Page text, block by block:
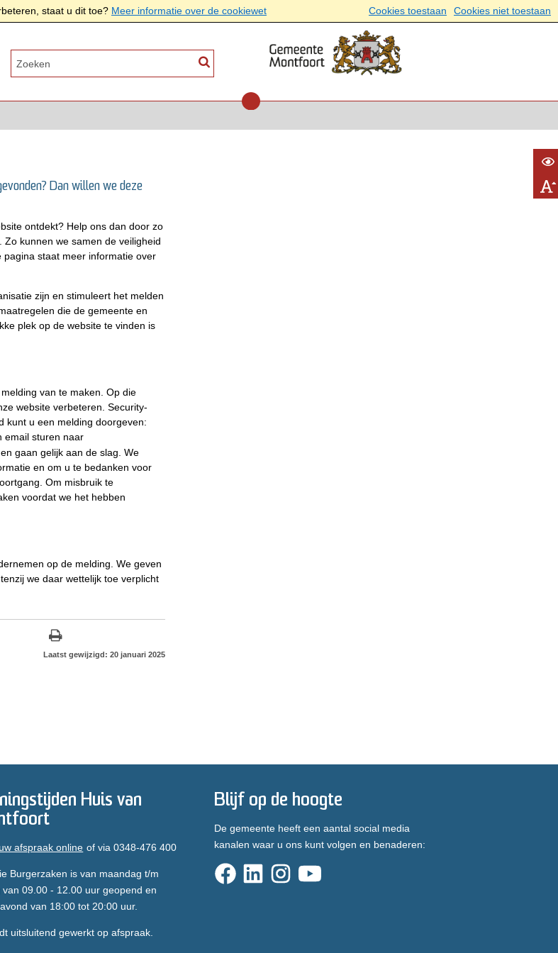
staat u dit toe? Meer informatie over de cookiewet Cookies toestaan Cookies niet toestaan
Dan willen we deze
ontdekt? Help ons dan door zo
kunnen we samen de veiligheid
staat meer informatie over
zijn en stimuleert het melden
die de gemeente en
plek op de website te vinden is
van te maken. Op die
website verbeteren. Security-
kunt u een melding doorgeven:
email sturen naar
gaan gelijk aan de slag. We
en om u te bedanken voor
Om misbruik te
voordat we het hebben
op de melding. We geven
we daar wettelijk toe verplicht
Laatst gewijzigd: 20 januari 2025
Huis van
afspraak online of via 0348-476 400
Burgerzaken is van maandag t/m
van 09.00 - 12.00 uur geopend en
van 18:00 tot 20:00 uur.
uitsluitend gewerkt op afspraak.
Blijf op de hoogte
De gemeente heeft een aantal social media
kanalen waar u ons kunt volgen en benaderen: